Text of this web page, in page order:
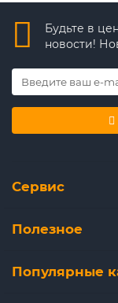
Будьте в
новости!
Сервис
Полезное
Популярные